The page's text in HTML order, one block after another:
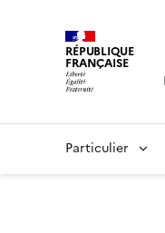
RÉPUBLIQUE
FRANÇAISE
Particulier